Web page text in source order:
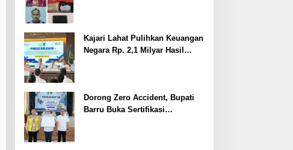
Kajari Lahat Pulihkan Keuangan
Negara Rp. 2,1 Milyar Hasil
Dorong Zero Accident, Bupati
Barru Buka Sertifikasi